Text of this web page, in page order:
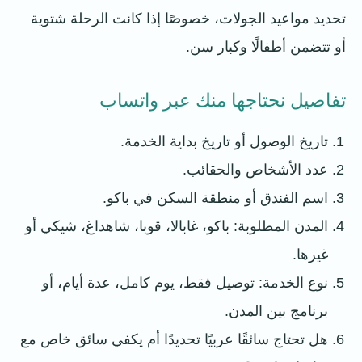
تحديد مواعيد الجولات، خصوصًا إذا كانت الرحلة شتوية
أو تتضمن أطفالًا وكبار سن.
تفاصيل نحتاجها منك عبر واتساب
تاريخ الوصول أو تاريخ بداية الخدمة.
عدد الأشخاص والحقائب.
اسم الفندق أو منطقة السكن في باكو.
المدن المطلوبة: باكو، غابالا، قوبا، شاهداغ، شيكي أو
غيرها.
نوع الخدمة: توصيل فقط، يوم كامل، عدة أيام، أو
برنامج بين المدن.
هل تحتاج سائقًا عربيًا تحديدًا أم يكفي سائق خاص مع